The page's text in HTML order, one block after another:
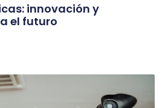
innovación y
el futuro